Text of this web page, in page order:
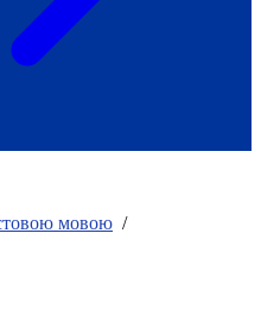
челендж «Молодь
мову.
2023
успіхів, які надихають»
мовою /